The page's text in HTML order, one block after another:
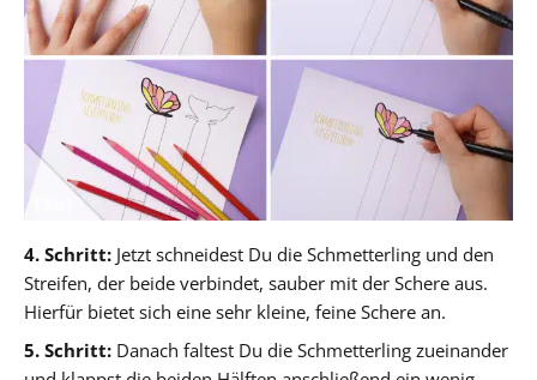
4. Schritt: Jetzt schneidest Du die Schmetterling und den
Streifen, der beide verbindet, sauber mit der Schere aus.
Hierfür bietet sich eine sehr kleine, feine Schere an.
5. Schritt: Danach faltest Du die Schmetterling zueinander